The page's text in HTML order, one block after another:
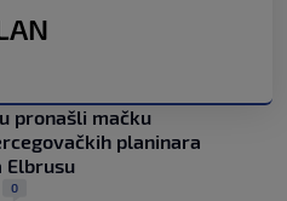
pronašli mačku
planinara
Elbrusu
0